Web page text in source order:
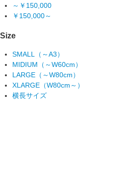
～￥150,000
￥150,000～
Size
SMALL（～A3）
MIDIUM（～W60cm）
LARGE（～W80cm）
XLARGE（W80cm～）
横長サイズ